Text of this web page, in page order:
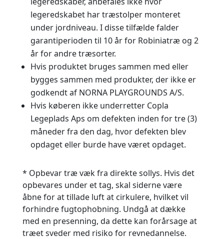
legeredskabet har træstolper monteret
under jordniveau. I disse tilfælde falder
garantiperioden til 10 år for Robiniatræ og 2
år for andre træsorter.
Hvis produktet bruges sammen med eller
bygges sammen med produkter, der ikke er
godkendt af NORNA PLAYGROUNDS A/S.
Hvis køberen ikke underretter Copla
Legeplads Aps om defekten inden for tre (3)
måneder fra den dag, hvor defekten blev
opdaget eller burde have været opdaget.
* Opbevar træ væk fra direkte sollys. Hvis det
opbevares under et tag, skal siderne være
åbne for at tillade luft at cirkulere, hvilket vil
forhindre fugtophobning. Undgå at dække
med en presenning, da dette kan forårsage at
træet sveder med risiko for revnedannelse.